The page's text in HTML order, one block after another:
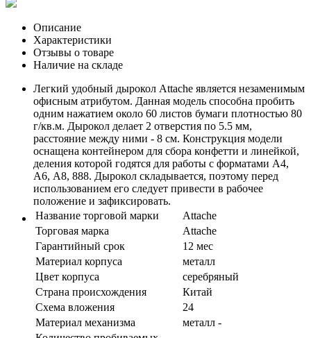
Описание
Характеристики
Отзывы о товаре
Наличие на складе
Легкий удобный дырокол Attache является незаменимым
офисным атрибутом. Данная модель способна пробить
одним нажатием около 60 листов бумаги плотностью 80
г/кв.м. Дырокол делает 2 отверстия по 5.5 мм,
расстояние между ними - 8 см. Конструкция модели
оснащена контейнером для сбора конфетти и линейкой,
деления которой годятся для работы с форматами А4,
А6, А8, 888. Дырокол складывается, поэтому перед
использованием его следует привести в рабочее
положение и зафиксировать.
Название торговой марки
Attache
Торговая марка
Attache
Гарантийный срок
12 мес
Материал корпуса
металл
Цвет корпуса
серебряный
Страна происхождения
Китай
Схема вложения
24
Материал механизма
металл -